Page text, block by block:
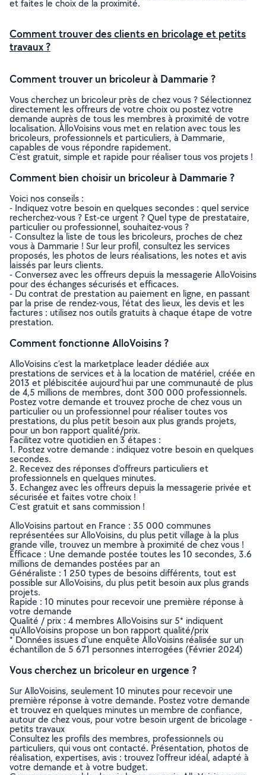
et faites le choix de la proximité.
Comment trouver des clients en bricolage et petits
travaux ?
Comment trouver un bricoleur à Dammarie ?
Vous cherchez un bricoleur près de chez vous ? Sélectionnez
directement les offreurs de votre choix ou postez votre
demande auprès de tous les membres à proximité de votre
localisation. AlloVoisins vous met en relation avec tous les
bricoleurs, professionnels et particuliers, à Dammarie,
capables de vous répondre rapidement.
C’est gratuit, simple et rapide pour réaliser tous vos projets !
Comment bien choisir un bricoleur à Dammarie ?
Voici nos conseils :
- Indiquez votre besoin en quelques secondes : quel service
recherchez-vous ? Est-ce urgent ? Quel type de prestataire,
particulier ou professionnel, souhaitez-vous ?
- Consultez la liste de tous les bricoleurs, proches de chez
vous à Dammarie ! Sur leur profil, consultez les services
proposés, les photos de leurs réalisations, les notes et avis
laissés par leurs clients.
- Conversez avec les offreurs depuis la messagerie AlloVoisins
pour des échanges sécurisés et efficaces.
- Du contrat de prestation au paiement en ligne, en passant
par la prise de rendez-vous, l’état des lieux, les devis et les
factures : utilisez nos outils gratuits à chaque étape de votre
prestation.
Comment fonctionne AlloVoisins ?
AlloVoisins c’est la marketplace leader dédiée aux
prestations de services et à la location de matériel, créée en
2013 et plébiscitée aujourd’hui par une communauté de plus
de 4,5 millions de membres, dont 300 000 professionnels.
Postez votre demande et trouvez proche de chez vous un
particulier ou un professionnel pour réaliser toutes vos
prestations, du plus petit besoin aux plus grands projets,
pour un bon rapport qualité/prix.
Facilitez votre quotidien en 3 étapes :
1. Postez votre demande : indiquez votre besoin en quelques
secondes.
2. Recevez des réponses d’offreurs particuliers et
professionnels en quelques minutes.
3. Echangez avec les offreurs depuis la messagerie privée et
sécurisée et faites votre choix !
C’est gratuit et sans commission !
AlloVoisins partout en France : 35 000 communes
représentées sur AlloVoisins, du plus petit village à la plus
grande ville, trouvez un membre à proximité de chez vous !
Efficace : Une demande postée toutes les 10 secondes, 3.6
millions de demandes postées par an
Généraliste : 1 250 types de besoins différents, tout est
possible sur AlloVoisins, du plus petit besoin aux plus grands
projets.
Rapide : 10 minutes pour recevoir une première réponse à
votre demande
Qualité / prix : 4 membres AlloVoisins sur 5* indiquent
qu’AlloVoisins propose un bon rapport qualité/prix
* Données issues d’une enquête AlloVoisins réalisée sur un
échantillon de 5 671 personnes interrogées (Février 2024)
Vous cherchez un bricoleur en urgence ?
Sur AlloVoisins, seulement 10 minutes pour recevoir une
première réponse à votre demande. Postez votre demande
et trouvez en quelques minutes un membre de confiance,
autour de chez vous, pour votre besoin urgent de bricolage -
petits travaux
Consultez les profils des membres, professionnels ou
particuliers, qui vous ont contacté. Présentation, photos de
réalisation, expertises, avis : trouvez l'offreur idéal, adapté à
votre demande et à votre budget.